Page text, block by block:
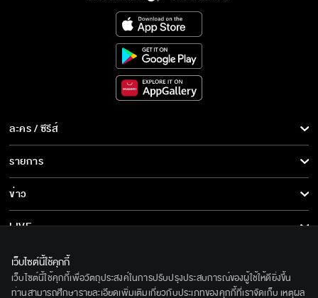
ละคร / ซีรีส์
ละคร/ซีรีส์
ซีรีส์นานาชาติ
การ์ตูน & เกม
รายการ
รายการทั้งหมด
ข่าว
ข่าวทั้งหมด
ข่าวประชาสัมพันธ์
LIVE
เกี่ยวกับเรา
BEC World
ติดตามเราได้ที่
เว็บไซต์นี้ใช้คุกกี้
เว็บไซต์นี้ใช้คุกกี้เพื่อวัตถุประสงค์ในการปรับปรุงประสบการณ์ของผู้ใช้ให้ดียิ่งขึ้น
ท่านสามารถศึกษารายละเอียดเพิ่มเติมเกี่ยวกับประเภทของคุกกี้ที่เราจัดเก็บ เหตุผล